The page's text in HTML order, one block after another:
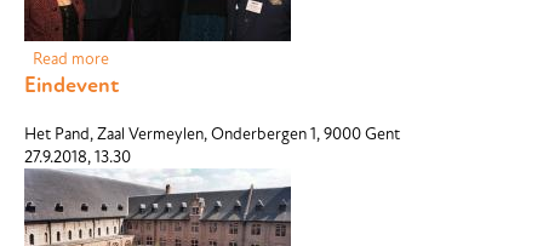
Read more
Award
Eindevent
Het Pand, Zaal Vermeylen, Onderbergen 1, 9000 Gent
27.9.2018, 13.30